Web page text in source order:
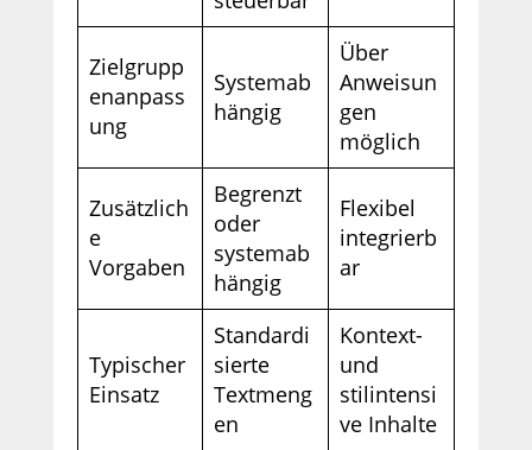
Zielgrupp
enanpass
ung
Systemab
hängig
Über
Anweisun
gen
möglich
Zusätzlich
e
Vorgaben
Begrenzt
oder
systemab
hängig
Flexibel
integrierb
ar
Typischer
Einsatz
Standardi
sierte
Textmeng
en
Kontext-
und
stilintensi
ve Inhalte